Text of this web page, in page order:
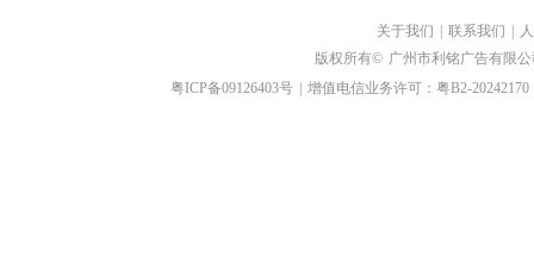
关于我们 联系我们
版权所有© 广州市利铭广告有限
粤ICP备09126403号 | 增值电信业务许可：粤B2-20242170